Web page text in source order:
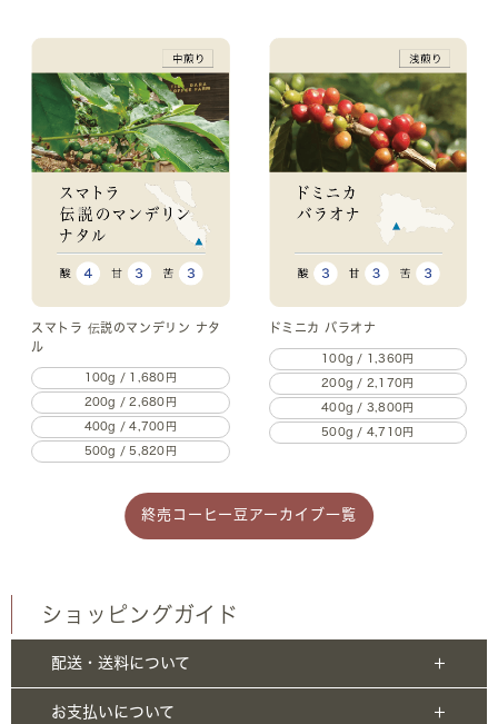
スマトラ 伝説のマンデリン ナタ
ル
100g / 1,680円
200g / 2,680円
400g / 4,700円
500g / 5,820円
ドミニカ バラオナ
100g / 1,360円
200g / 2,170円
400g / 3,800円
500g / 4,710円
終売コーヒー豆アーカイブ一覧
ショッピングガイド
配送・送料について
お支払いについて